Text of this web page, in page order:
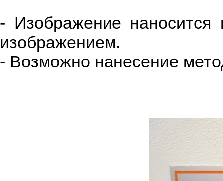
- Изображение наносится
изображением.
- Возможно нанесение